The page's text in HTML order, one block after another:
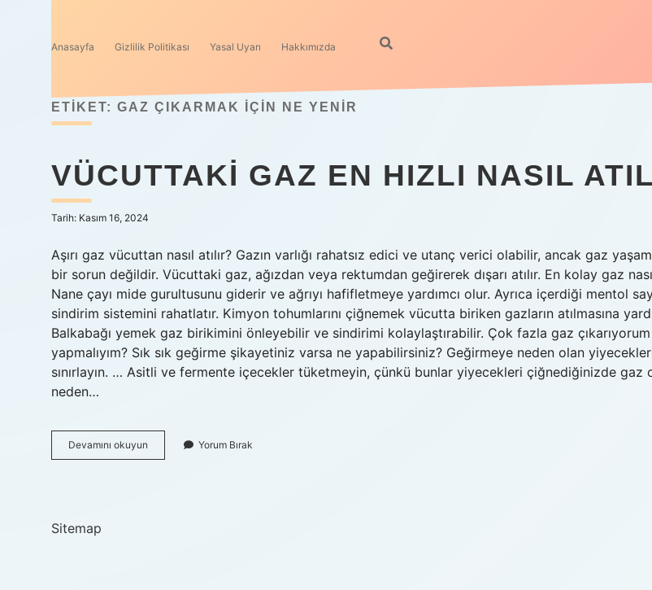
Anasayfa Gizlilik Politikası Yasal Uyarı Hakkımızda
ETIKET: GAZ ÇIKARMAK IÇIN NE YENIR
VÜCUTTAKI GAZ EN HIZLI NASIL
Tarih: Kasım 16, 2024
Aşırı gaz vücuttan nasıl atılır? Gazın varlığı rahatsız edici ve utanç verici olabilir, ancak gaz
bir sorun değildir. Vücuttaki gaz, ağızdan veya rektumdan geğirerek dışarı atılır. En kolay gaz nasıl
Nane çayı mide gurultusunu giderir ve ağrıyı hafifletmeye yardımcı olur. Ayrıca içerdiği mentol
sindirim sistemini rahatlatır. Kimyon tohumlarını çiğnemek vücutta biriken gazların atılmasına
Balkabağı yemek gaz birikimini önleyebilir ve sindirimi kolaylaştırabilir. Çok fazla gaz
yapmalıyım? Sık sık geğirme şikayetiniz varsa ne yapabilirsiniz? Geğirmeye neden olan
sınırlayın. … Asitli ve fermente içecekler tüketmeyin, çünkü bunlar yiyecekleri çiğnediğinizde gaz
neden…
Devamını okuyun Vücuttaki
Gaz
Yorum Bırak
Sitemap